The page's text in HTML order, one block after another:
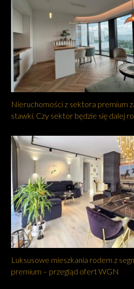
Nieruchomości z sektora premium
stawki. Czy sektor będzie się dalej
Luksusowe mieszkania rodem z
premium – przegląd ofert WGN